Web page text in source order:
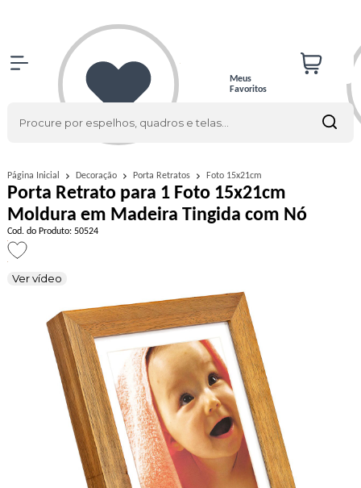
Meus
Favoritos
Página Inicial Decoração Porta Retratos Foto 15x21cm
Porta Retrato para 1 Foto 15x21cm
Moldura em Madeira Tingida com Nó
Cod. do Produto: 50524
Ver vídeo